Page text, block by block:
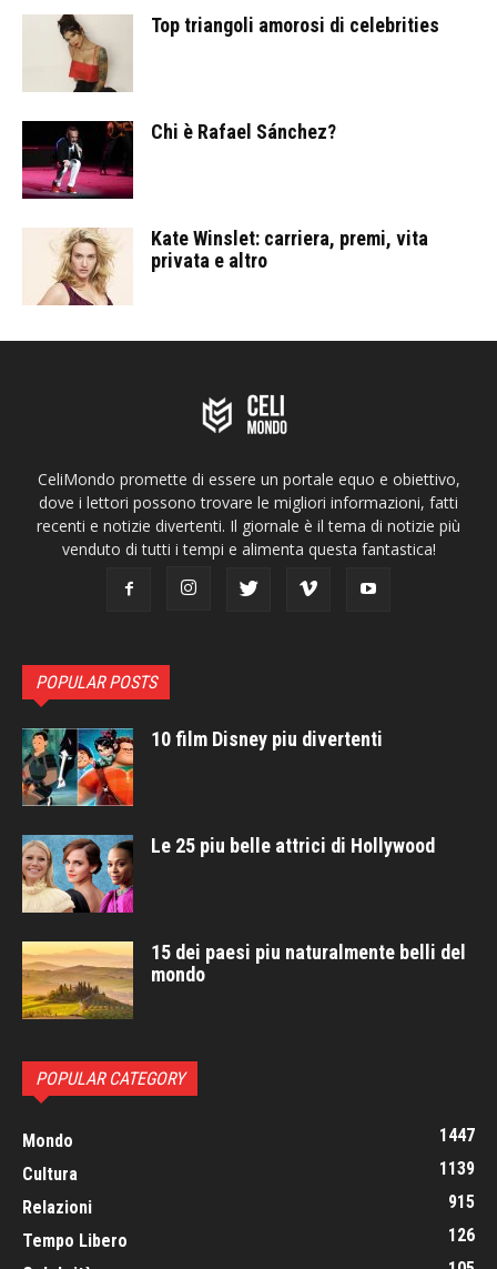
Top triangoli amorosi di celebrities
Chi è Rafael Sánchez?
Kate Winslet: carriera, premi, vita
privata e altro
CeliMondo promette di essere un portale equo e obiettivo,
dove i lettori possono trovare le migliori informazioni, fatti
recenti e notizie divertenti. Il giornale è il tema di notizie più
venduto di tutti i tempi e alimenta questa fantastica!
POPULAR POSTS
10 film Disney piu divertenti
Le 25 piu belle attrici di Hollywood
15 dei paesi piu naturalmente belli del
mondo
POPULAR CATEGORY
Mondo
1447
Cultura
1139
Relazioni
915
Tempo Libero
126